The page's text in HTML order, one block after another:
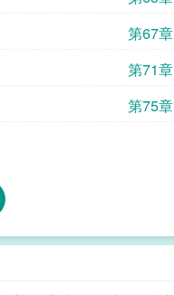
第67章
第71章
第75章